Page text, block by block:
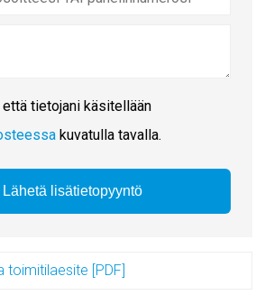
että tietojani käsitellään
kuvatulla tavalla.
toimitilaesite [PDF]